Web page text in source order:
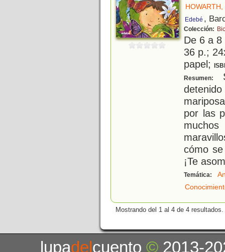
Edebé ,
Colección:
De 6 a
36 p.;
papel;
Resumen:
por las
cómo
¡Te
Temática:
Mostrando del 1 al 4 de 4 resultados.
lupadelcuento© 2013-